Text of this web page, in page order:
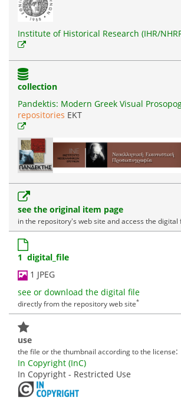
Institute of Historical Research (IHR/
collection
Pandektis: Modern Greek Visual
repositories EKT
see the original item page
in the repository's web site and access the
1 digital_file
1 JPEG
see or download the digital file
directly from the repository web site*
use
the file or the thumbnail according to the license:
In Copyright (InC)
In Copyright - Restricted Use